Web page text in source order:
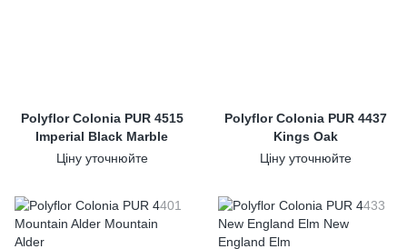
Polyflor Colonia PUR 4515
Imperial Black Marble
Ціну уточнюйте
Polyflor Colonia PUR 4437
Kings Oak
Ціну уточнюйте